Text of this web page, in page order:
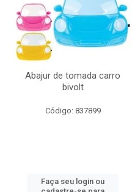
Abajur de tomada carro
bivolt
Código: 837899
Faça seu login ou